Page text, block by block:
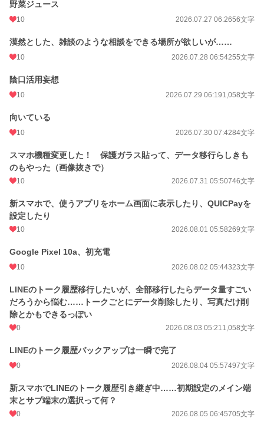
野菜ジュース
10 2026.07.27 06:2656文字
漠然とした、雑談のような相談をできる場所が欲しいが……
10 2026.07.28 06:54255文字
陰口活用妄想
10 2026.07.29 06:191,058文字
向いている
10 2026.07.30 07:4284文字
スマホ機種変更した！ 保護ガラス貼って、データ移行らしきも
のもやった（画像抜きで）
10 2026.07.31 05:50746文字
新スマホで、使うアプリをホーム画面に表示したり、QUICPayを
設定したり
10 2026.08.01 05:58269文字
Google Pixel 10a、初充電
10 2026.08.02 05:44323文字
LINEのトーク履歴移行したいが、全部移行したらデータ量すごい
だろうから悩む……トークごとにデータ削除したり、写真だけ削
除とかもできるっぽい
0 2026.08.03 05:211,058文字
LINEのトーク履歴バックアップは一瞬で完了
0 2026.08.04 05:57497文字
新スマホでLINEのトーク履歴引き継ぎ中……初期設定のメイン端
末とサブ端末の選択って何？
0 2026.08.05 06:45705文字